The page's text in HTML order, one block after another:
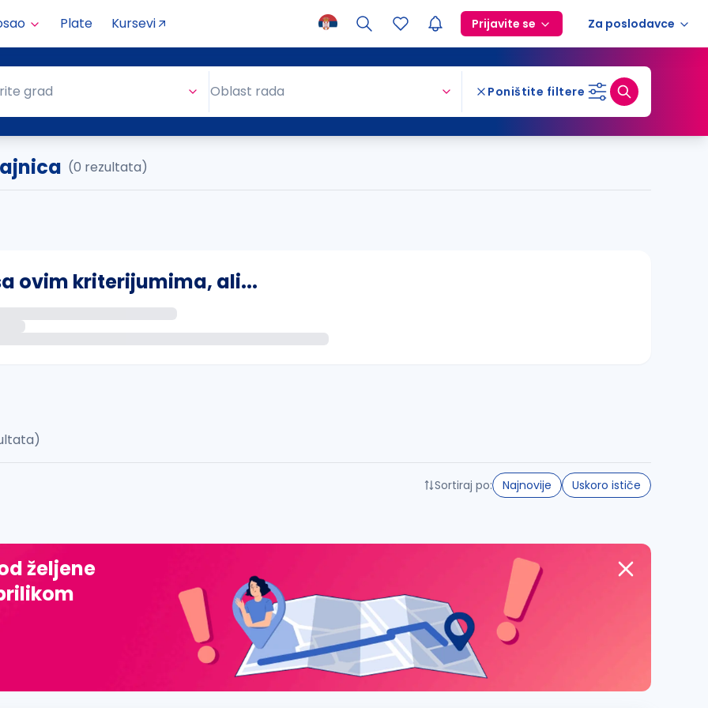
Plate Kursevi Prijavite se Za poslodavce
grad Oblast rada Poništite filtere
(0 rezultata)
ovim kriterijumima, ali...
đ, ž, dž)
Sortiraj po: Najnovije Uskoro ističe
željene